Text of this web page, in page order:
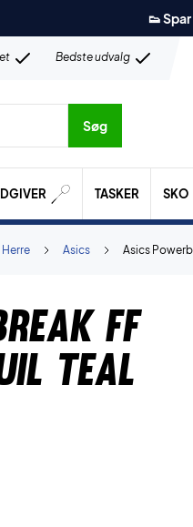
👟
Bedste udvalg
Søg
TASKER SKO
Asics
Asics
Herre
FF
Teal